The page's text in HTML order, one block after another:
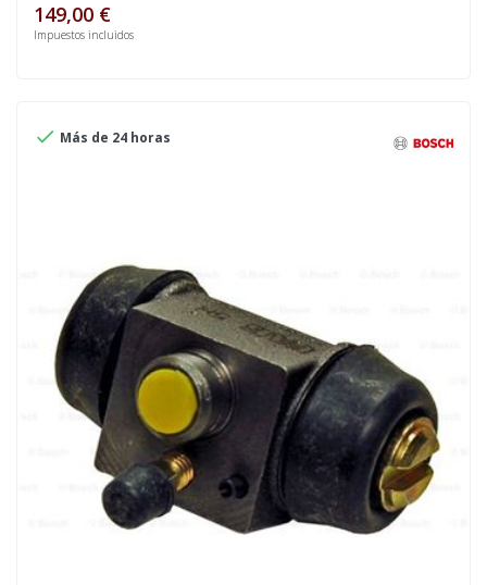
149,00 €
Impuestos incluidos
 Más de 24 horas